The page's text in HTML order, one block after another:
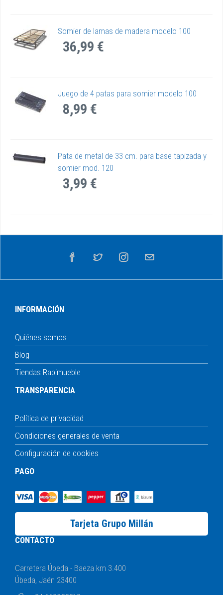
Somier de lamas de madera modelo 100
36,99 €
Juego de 4 patas para somier modelo 100
8,99 €
Pata de metal de 33 cm. para base tapizada y
somier mod. 120
3,99 €
INFORMACIÓN
Quiénes somos
Blog
Tiendas Rapimueble
TRANSPARENCIA
Política de privacidad
Condiciones generales de venta
Configuración de cookies
PAGO
Tarjeta Grupo Millán
CONTACTO
Carretera Úbeda - Baeza km 3.400
Úbeda, Jaén 23400